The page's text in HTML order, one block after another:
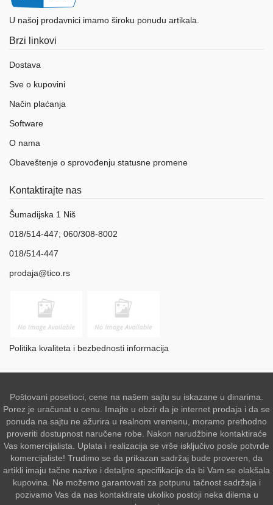
U našoj prodavnici imamo široku ponudu artikala.
Brzi linkovi
Dostava
Sve o kupovini
Način plaćanja
Software
O nama
Obaveštenje o sprovođenju statusne promene
Kontaktirajte nas
Šumadijska 1 Niš
018/514-447; 060/308-8002
018/514-447
prodaja@tico.rs
Politika kvaliteta i bezbednosti informacija
Poštovani posetioci, cene na našem sajtu su iskazane u dinarima.
Porez je uračunat u cenu. Imajte u obzir da je internet prodaja i da se
ponuda na sajtu ne ažurira u realnom vremenu, moramo prethodno
proveriti dostupnost naručene robe. Nakon narudžbine kontaktiraće
Vas komercijalista. Uplata i realizacija se vrše isključivo posle potvrde
komercijaliste! Trudimo se da prikazan sadržaj bude proveren, da
artikli imaju tačne nazive i detaljne specifikacije da bi Vam se olakšala
kupovina. Ne možemo garantovati za potpunu tačnost sadržaja i
pozivamo Vas da nas kontaktirate ukoliko postoji neka dilema u